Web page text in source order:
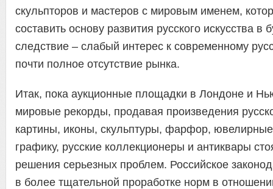
скульпторов и мастеров с мировым именем,
составить основу развития русского искусства в
следствие – слабый интерес к современному
почти полное отсутствие рынка.
Итак, пока аукционные площадки в Лондоне и
мировые рекорды, продавая произведения
картины, иконы, скульптуры, фарфор,
графику, русские коллекционеры и антиквары
решения серьезных проблем. Российское
в более тщательной проработке норм в